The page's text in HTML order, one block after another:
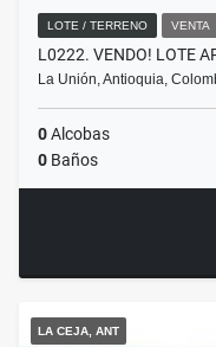
LOTE / TERRENO VENTA
L0222. VENDO! LOTE
La Unión, Antioquia,
0Alcobas
0 Baños
LA CEJA, ANT